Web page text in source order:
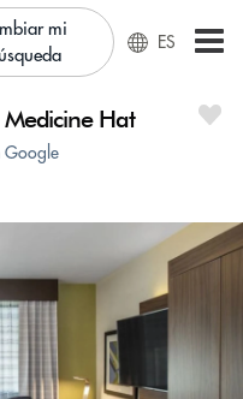
mi
ES
Medicine Hat
Google